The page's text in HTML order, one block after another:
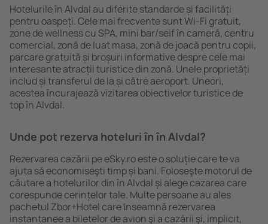
Hotelurile în Alvdal au diferite standarde și facilități
pentru oaspeți. Cele mai frecvente sunt Wi-Fi gratuit,
zone de wellness cu SPA, mini bar/seif în cameră, centru
comercial, zonă de luat masa, zonă de joacă pentru copii,
parcare gratuită și broșuri informative despre cele mai
interesante atracții turistice din zonă. Unele proprietăți
includ și transferul de la și către aeroport. Uneori,
acestea încurajează vizitarea obiectivelor turistice de
top în Alvdal.
Unde pot rezerva hoteluri ȋn în Alvdal?
Rezervarea cazării pe eSky.ro este o soluție care te va
ajuta să economiseşti timp și bani. Foloseşte motorul de
căutare a hotelurilor din în Alvdal și alege cazarea care
corespunde cerințelor tale. Multe persoane au ales
pachetul Zbor+Hotel care ȋnseamnă rezervarea
instantanee a biletelor de avion şi a cazării şi, implicit,